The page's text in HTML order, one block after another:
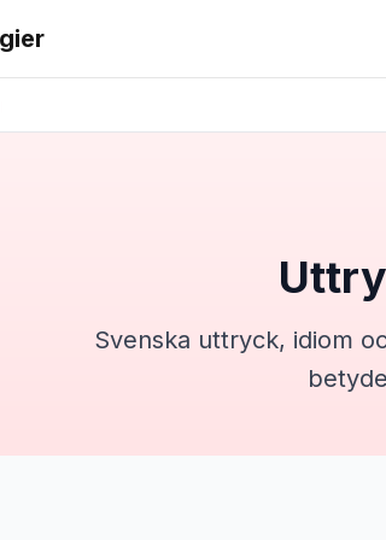
Svenska uttryck, idiom